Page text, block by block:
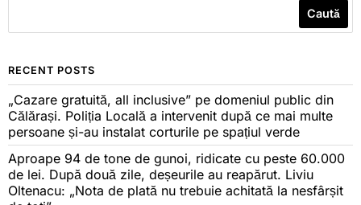
Caută
RECENT POSTS
„Cazare gratuită, all inclusive” pe domeniul public din
Călărași. Poliția Locală a intervenit după ce mai multe
persoane și-au instalat corturile pe spațiul verde
Aproape 94 de tone de gunoi, ridicate cu peste 60.000
de lei. După două zile, deșeurile au reapărut. Liviu
Oltenacu: „Nota de plată nu trebuie achitată la nesfârșit